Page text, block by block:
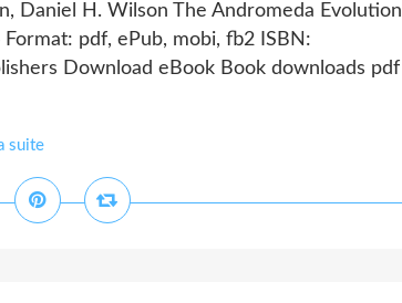
Daniel H. Wilson The Andromeda Evolution
pdf, ePub, mobi, fb2 ISBN:
Download eBook Book downloads pdf
suite